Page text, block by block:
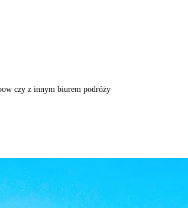
czy z innym biurem podróży